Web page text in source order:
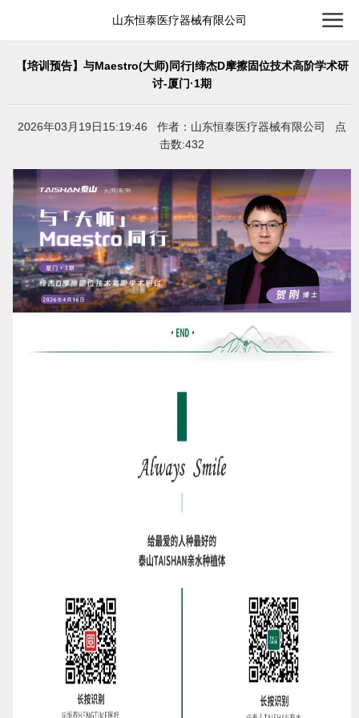
山东恒泰医疗器械有限公司
【培训预告】与Maestro(大师)同行|缔杰D摩擦固位技术高阶学术研
讨-厦门·1期
2026年03月19日15:19:46 作者：山东恒泰医疗器械有限公司 点
击数:432